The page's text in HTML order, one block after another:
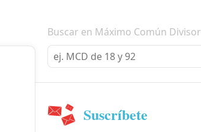
Boletín informativo
Buscar en Máximo Común Divisor
Suscríbete